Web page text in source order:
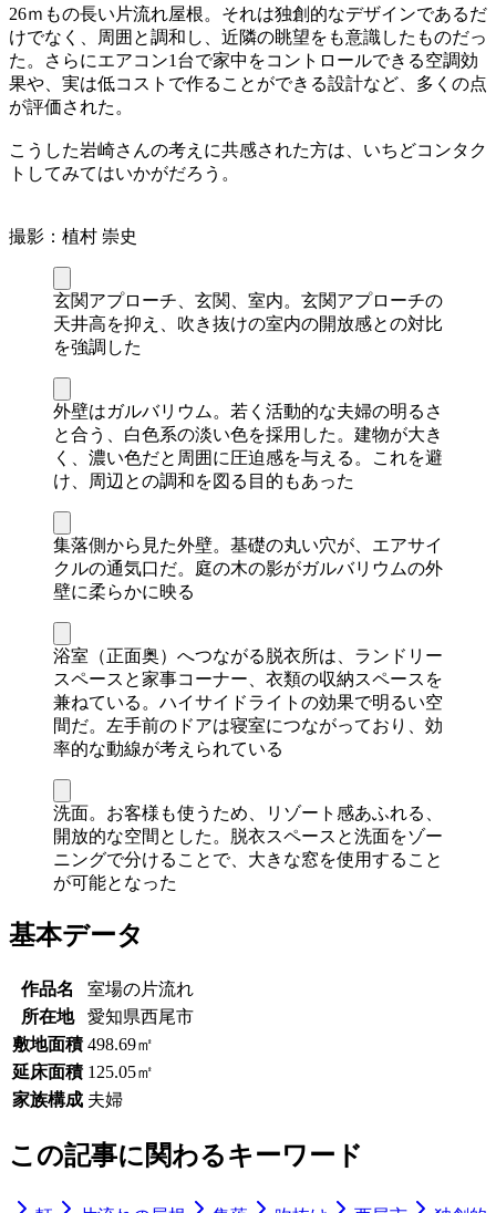
26ｍもの長い片流れ屋根。それは独創的なデザインであるだ
けでなく、周囲と調和し、近隣の眺望をも意識したものだっ
た。さらにエアコン1台で家中をコントロールできる空調効
果や、実は低コストで作ることができる設計など、多くの点
が評価された。
こうした岩崎さんの考えに共感された方は、いちどコンタク
トしてみてはいかがだろう。
撮影：植村 崇史
玄関アプローチ、玄関、室内。玄関アプローチの
天井高を抑え、吹き抜けの室内の開放感との対比
を強調した
外壁はガルバリウム。若く活動的な夫婦の明るさ
と合う、白色系の淡い色を採用した。建物が大き
く、濃い色だと周囲に圧迫感を与える。これを避
け、周辺との調和を図る目的もあった
集落側から見た外壁。基礎の丸い穴が、エアサイ
クルの通気口だ。庭の木の影がガルバリウムの外
壁に柔らかに映る
浴室（正面奥）へつながる脱衣所は、ランドリー
スペースと家事コーナー、衣類の収納スペースを
兼ねている。ハイサイドライトの効果で明るい空
間だ。左手前のドアは寝室につながっており、効
率的な動線が考えられている
洗面。お客様も使うため、リゾート感あふれる、
開放的な空間とした。脱衣スペースと洗面をゾー
ニングで分けることで、大きな窓を使用すること
が可能となった
基本データ
作品名
室場の片流れ
所在地
愛知県西尾市
敷地面積 498.69㎡
延床面積 125.05㎡
家族構成 夫婦
この記事に関わるキーワード